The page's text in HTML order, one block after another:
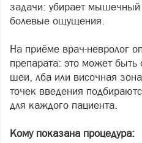
задачи: убирает
болевые ощущения.
На приёме врач-невролог
препарата: это может
шеи, лба или височная
точек введения
для каждого пациента.
Кому показана процедура: